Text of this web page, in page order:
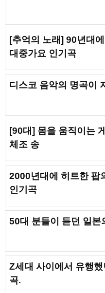
[추억의 노래] 90년대
대중가요 인기곡
디스코 음악의 명곡이
[90대] 몸을 움직이는
체조 송
2000년대에 히트한 팝
인기곡
50대 분들이 듣던 일본
Z세대 사이에서 유행
곡.